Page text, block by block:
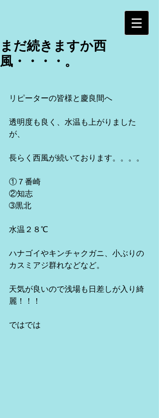
まだ続きますか西
風・・・・。
リピーターの皆様と慶良間へ
透明度も良く、水温も上がりました
が、
長らく西風が続いております。。。。
①７番崎
②知志
➂黒北
水温２８℃
ハナゴイやキンチャクガニ、小ぶりの
カスミアジ群れなどなど。
天気が良いので浅場も日差しが入り綺
麗！！！
ではでは